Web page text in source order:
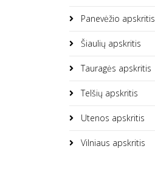
Panevėžio apskritis
Šiaulių apskritis
Tauragės apskritis
Telšių apskritis
Utenos apskritis
Vilniaus apskritis